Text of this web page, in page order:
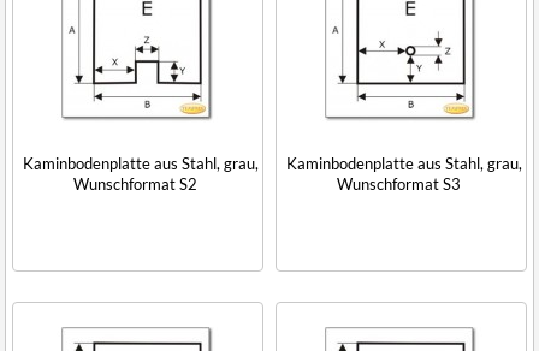
Kaminbodenplatte aus Stahl, grau,
Wunschformat S2
Kaminbodenplatte aus Stahl, grau,
Wunschformat S3